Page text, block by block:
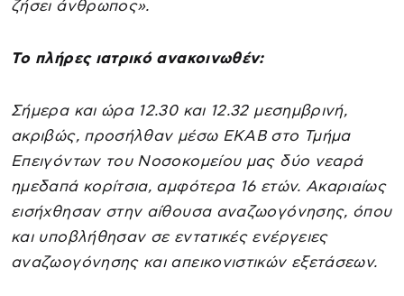
ζήσει άνθρωπος».
Tο πλήρες ιατρικό ανακοινωθέν:
Σήμερα και ώρα 12.30 και 12.32 μεσημβρινή,
ακριβώς, προσήλθαν μέσω ΕΚΑΒ στο Τμήμα
Επειγόντων του Νοσοκομείου μας δύο νεαρά
ημεδαπά κορίτσια, αμφότερα 16 ετών. Ακαριαίως
εισήχθησαν στην αίθουσα αναζωογόνησης, όπου
και υποβλήθησαν σε εντατικές ενέργειες
αναζωογόνησης και απεικονιστικών εξετάσεων.